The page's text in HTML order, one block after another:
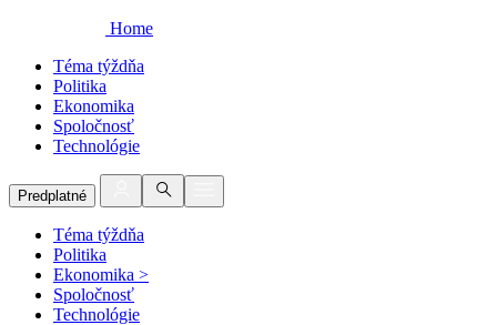
Home
Téma týždňa
Politika
Ekonomika
Spoločnosť
Technológie
Predplatné
Téma týždňa
Politika
Ekonomika >
Spoločnosť
Technológie